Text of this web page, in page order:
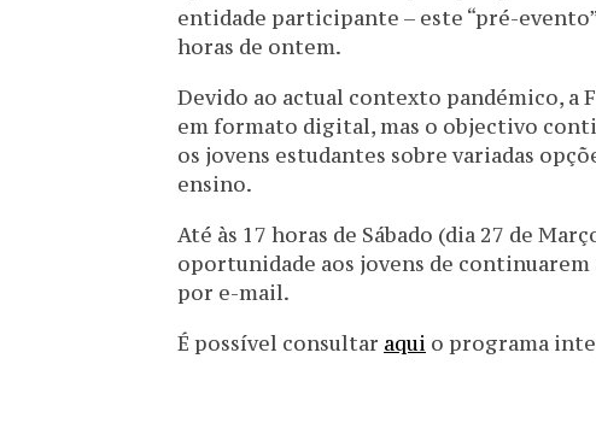
entidade participante – este “pré-
horas de ontem.
Devido ao actual contexto pandémico, a
em formato digital, mas o objectivo
os jovens estudantes sobre variadas
ensino.
Até às 17 horas de Sábado (dia 27 de
oportunidade aos jovens de continuarem
por e-mail.
É possível consultar aqui o programa